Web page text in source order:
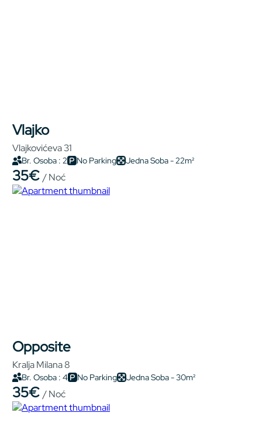
Vlajko
Vlajkovićeva 31
Br. Osoba : 2 No Parking Jedna Soba - 22m²
35€ / Noć
Opposite
Kralja Milana 8
Br. Osoba : 4 No Parking Jedna Soba - 30m²
35€ / Noć